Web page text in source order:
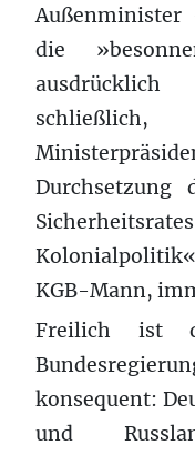
die
Durchsetzung
KGB-Mann,
Freilich ist
konsequent:
und